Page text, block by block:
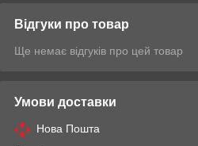
Відгуки про товар
Ще немає відгуків про цей товар
Умови доставки
Нова Пошта